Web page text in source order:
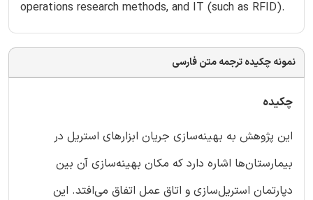
operations research methods, and IT (such as RFID).
نمونه چکیده ترجمه متن فارسی
چکیده
این پژوهش به بهینه‌سازی جریان ابزارهای استریل در
بیمارستان‌ها اشاره دارد که مکان بهینه‌سازی آن بین
دپارتمان استریل‌سازی و اتاق عمل اتفاق می‌افتد. این